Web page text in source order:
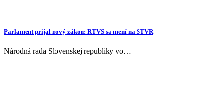
Parlament prijal nový zákon: RTVS sa mení na STVR
Národná rada Slovenskej republiky vo…